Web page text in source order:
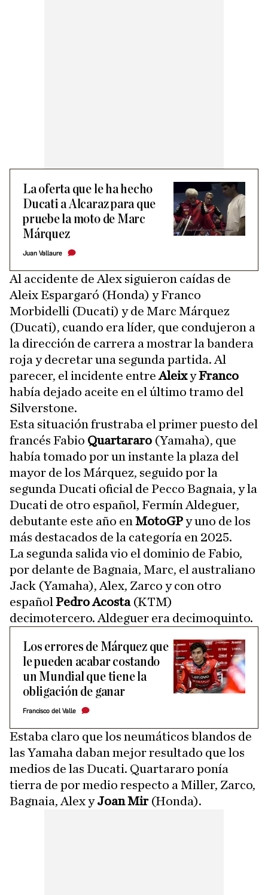
La oferta que le ha hecho
Ducati a Alcaraz para que
pruebe la moto de Marc
Márquez
Juan Vallaure
Al accidente de Alex siguieron caídas de
Aleix Espargaró (Honda) y Franco
Morbidelli (Ducati) y de Marc Márquez
(Ducati), cuando era líder, que condujeron a
la dirección de carrera a mostrar la bandera
roja y decretar una segunda partida. Al
parecer, el incidente entreAleixyFranco
había dejado aceite en el último tramo del
Silverstone.
Esta situación frustraba el primer puesto del
francés Fabio Quartararo (Yamaha), que
había tomado por un instante la plaza del
mayor de los Márquez, seguido por la
segunda Ducati oficial de Pecco Bagnaia, y la
Ducati de otro español, Fermín Aldeguer,
debutante este año en MotoGPy uno de los
más destacados de la categoría en 2025.
La segunda salida vio el dominio de Fabio,
por delante de Bagnaia, Marc, el australiano
Jack (Yamaha), Alex, Zarco y con otro
español Pedro Acosta (KTM)
decimotercero. Aldeguer era decimoquinto.
Los errores de Márquez que
le pueden acabar costando
un Mundial que tiene la
obligación de ganar
Francisco del Valle
Estaba claro que los neumáticos blandos de
las Yamaha daban mejor resultado que los
medios de las Ducati. Quartararo ponía
tierra de por medio respecto a Miller, Zarco,
Bagnaia, Alex yJoan Mir(Honda).